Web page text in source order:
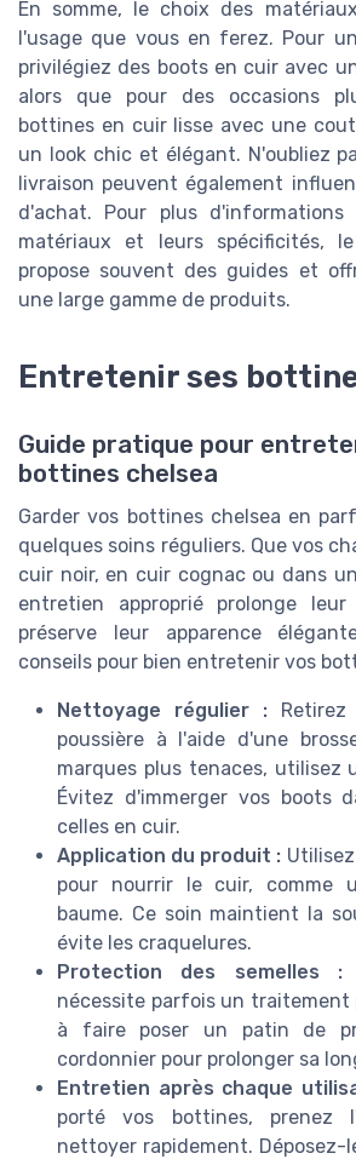
En somme, le choix des
l'usage que vous en ferez. Pour
privilégiez des boots en cuir avec
alors que pour des occasions
bottines en cuir lisse avec une
un look chic et élégant. N'oubliez
livraison peuvent également
d'achat. Pour plus
matériaux et leurs spécificités,
propose souvent des guides et
une large gamme de produits.
Entretenir ses
Guide pratique pour
bottines chelsea
Garder vos bottines chelsea en
quelques soins réguliers. Que vos
cuir noir, en cuir cognac ou dans
entretien approprié prolonge
préserve leur apparence
conseils pour bien entretenir vos
Nettoyage régulier :Retirez
poussière à l'aide d'une
marques plus tenaces, utilisez
Évitez d'immerger vos boots
celles en cuir.
Application du produit :
pour nourrir le cuir, comme
baume. Ce soin maintient la
évite les craquelures.
Protection des semelles :
nécessite parfois un traitement
à faire poser un patin de
cordonnier pour prolonger sa
Entretien après chaque
porté vos bottines, prenez
nettoyer rapidement. Déposez-